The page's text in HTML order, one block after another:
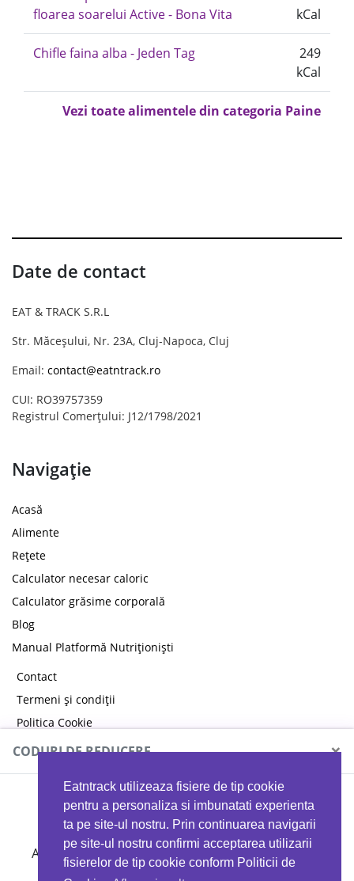
Eatntrack utilizeaza fisiere de tip cookie
pentru a personaliza si imbunatati experienta
ta pe site-ul nostru. Prin continuarea navigarii
pe site-ul nostru confirmi acceptarea utilizarii
fisierelor de tip cookie conform Politicii de
floarea soarelui Active - Bona Vita
kCal
Chifle faina alba - Jeden Tag
249
kCal
Vezi toate alimentele din categoria Paine
Date de contact
EAT & TRACK S.R.L
Str. Măceșului, Nr. 23A, Cluj-Napoca, Cluj
Email: contact@eatntrack.ro
CUI: RO39757359
Registrul Comerțului: J12/1798/2021
Navigație
Acasă
Alimente
Rețete
Calculator necesar caloric
Calculator grăsime corporală
Blog
Manual Platformă Nutriționiști
Contact
Termeni și condiții
Politica Cookie
Politica de confidențialitate
CODURI DE REDUCERE ×
MYPROTEIN
Ai 40%reducere la orice comandă folosind codul
EATTRACK